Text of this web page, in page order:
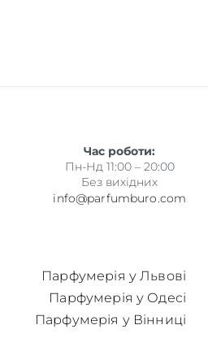
Час роботи:
Пн-Нд 11:00 – 20:00
Без вихідних
info@parfumburo.com
Парфумерія у Львові
Парфумерія у Одесі
Парфумерія у Вінниці